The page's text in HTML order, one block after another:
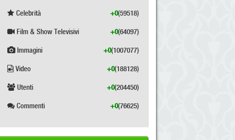
Celebrità (59518)
+0
Film & Show Televisivi (64097)
+0
Immagini (1007077)
+0
Video (188128)
+0
Utenti (204450)
+0
Commenti (76625)
+0